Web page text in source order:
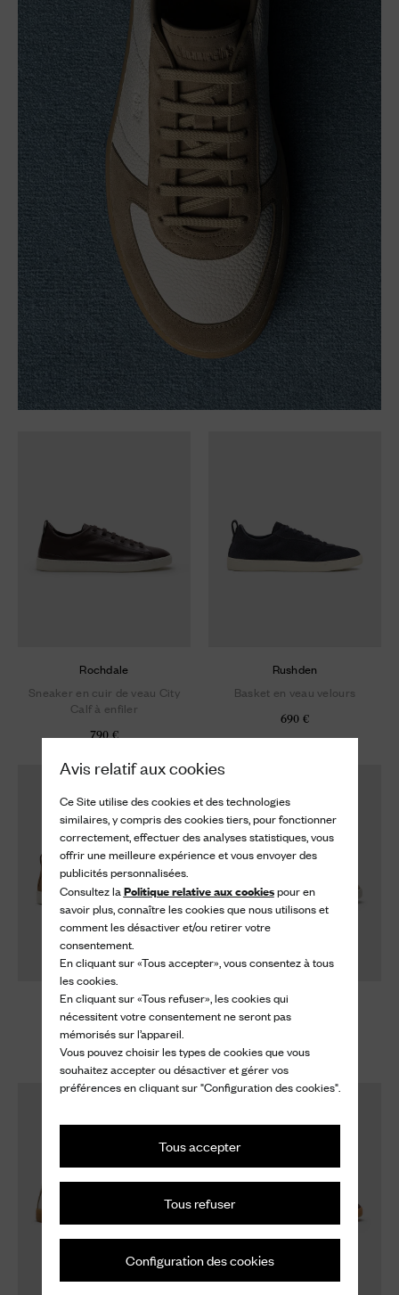
Avis relatif aux cookies
Ce Site utilise des cookies et des technologies
similaires, y compris des cookies tiers, pour fonctionner
correctement, effectuer des analyses statistiques, vous
offrir une meilleure expérience et vous envoyer des
publicités personnalisées.
Consultez laPolitique relative aux cookiespour en
savoir plus, connaître les cookies que nous utilisons et
comment les désactiver et/ou retirer votre
consentement.
En cliquant sur «Tous accepter», vous consentez à tous
les cookies.
En cliquant sur «Tous refuser», les cookies qui
nécessitent votre consentement ne seront pas
mémorisés sur l’appareil.
Vous pouvez choisir les types de cookies que vous
souhaitez accepter ou désactiver et gérer vos
préférences en cliquant sur "Configuration des cookies".
Tous accepter
Tous refuser
Configuration des cookies
Rochdale
Sneaker en cuir de veau City
Calf à enfiler
790 €
Rushden
Basket en veau velours
690 €
Rushden
Basket en veau velours
690 €
Rushden
Basket en veau velours
690 €